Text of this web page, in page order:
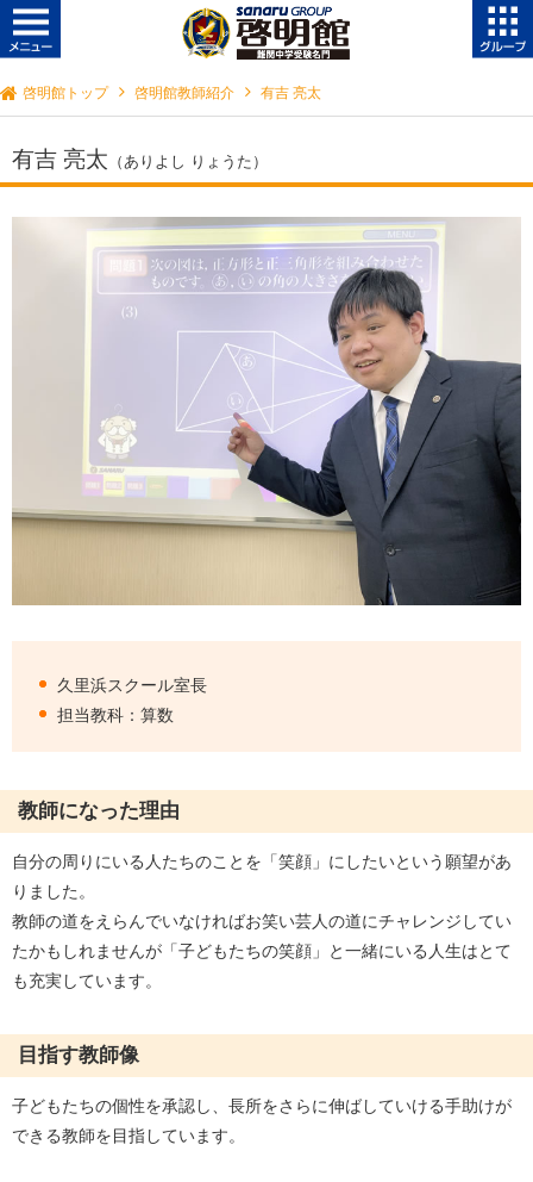
啓明館トップ 啓明館教師紹介 有吉 亮太
有吉 亮太 （ありよし りょうた）
久里浜スクール室長
担当教科：算数
教師になった理由
自分の周りにいる人たちのことを「笑顔」にしたいという願望があ
りました。
教師の道をえらんでいなければお笑い芸人の道にチャレンジしてい
たかもしれませんが「子どもたちの笑顔」と一緒にいる人生はとて
も充実しています。
目指す教師像
子どもたちの個性を承認し、長所をさらに伸ばしていける手助けが
できる教師を目指しています。